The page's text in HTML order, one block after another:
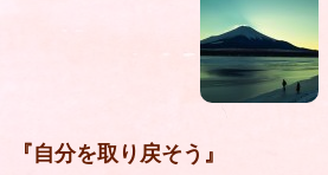
『自分を取り戻そう』